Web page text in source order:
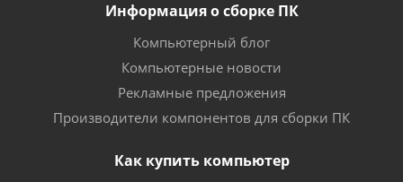
Информация о сборке ПК
Компьютерный блог
Компьютерные новости
Рекламные предложения
Производители компонентов для сборки ПК
Как купить компьютер